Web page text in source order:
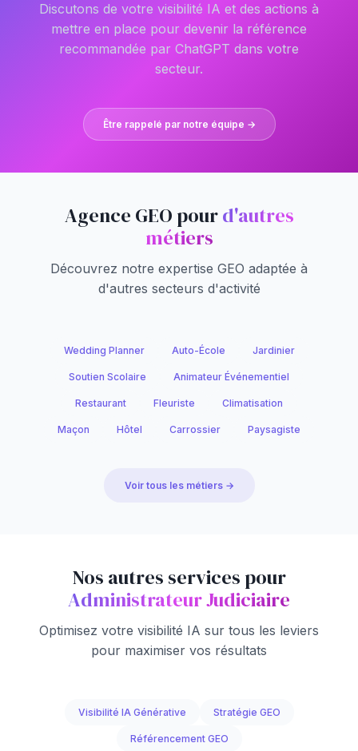
Discutons de votre visibilité IA et des actions à
mettre en place pour devenir la référence
recommandée par ChatGPT dans votre
secteur.
Être rappelé par notre équipe →
Agence GEO pourd'autres
métiers
Découvrez notre expertise GEO adaptée à
d'autres secteurs d'activité
Wedding Planner Auto-École Jardinier
Soutien Scolaire Animateur Événementiel
Restaurant Fleuriste Climatisation
Maçon Hôtel Carrossier Paysagiste
Voir tous les métiers →
Nos autres services pour
Administrateur Judiciaire
Optimisez votre visibilité IA sur tous les leviers
pour maximiser vos résultats
Visibilité IA Générative Stratégie GEO
Référencement GEO